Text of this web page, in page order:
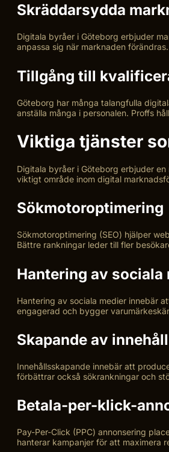
Skräddarsydda
Digitala byråer i Göteborg erbjuder
anpassa sig när marknaden
Tillgång till
Göteborg har många talangfulla
anställa många i personalen. Proffs
Viktiga tjänster
Digitala byråer i Göteborg erbjuder
viktigt område inom digital
Sökmotoroptimering
Sökmotoroptimering (SEO) hjälper
Bättre rankningar leder till fler
Hantering av sociala
Hantering av sociala medier innebär
engagerad och bygger
Skapande av
Innehållsskapande innebär att
förbättrar också sökrankningar och
Betala-per-klick-
Pay-Per-Click (PPC) annonsering
hanterar kampanjer för att maximera